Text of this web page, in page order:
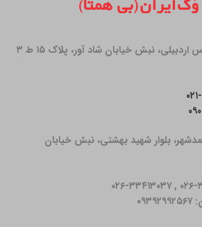
آدرس دفتر: خیابان مقدس اردبیلی، نبش خیابان شاد آور، پلاک ۱۵ ط ۳
بلوار شهید بهشتی، نبش خیابان